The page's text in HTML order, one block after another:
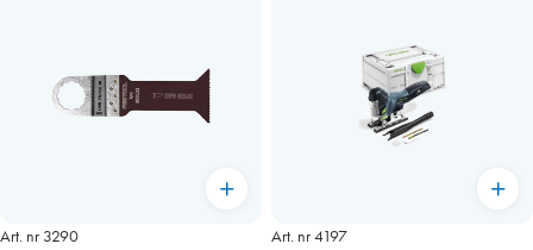
Art. nr 3290 Art. nr 4197